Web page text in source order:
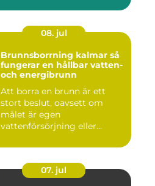
08. jul
Brunnsborrning kalmar så
fungerar en hållbar vatten-
och energibrunn
Att borra en brunn är ett
stort beslut, oavsett om
målet är egen
vattenförsörjning eller
07. jul